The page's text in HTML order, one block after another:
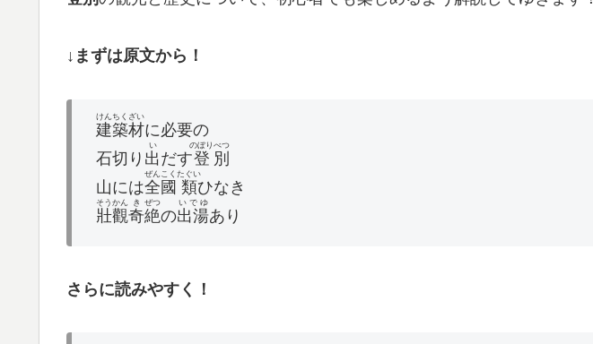
↓まずは原文から！
建築
けんちく
材
ざい
に必要の
石切り 出
い
だす登
のぼり
別
べつ
山には全國
ぜんこく
類
たぐい
ひなき
壯觀
そうかん
奇
き
絶
ぜつ
の出湯
いでゆ
あり
さらに読みやすく！